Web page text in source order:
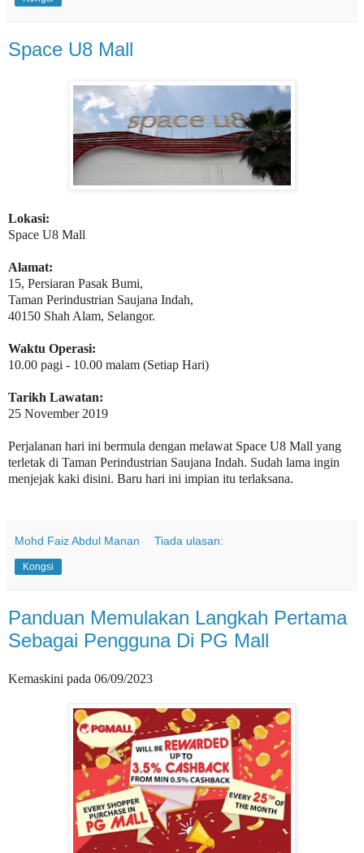
Space U8 Mall
Lokasi:
Space U8 Mall
Alamat:
15, Persiaran Pasak Bumi,
Taman Perindustrian Saujana Indah,
40150 Shah Alam, Selangor.
Waktu Operasi:
10.00 pagi - 10.00 malam (Setiap Hari)
Tarikh Lawatan:
25 November 2019
Perjalanan hari ini bermula dengan melawat Space U8 Mall yang
terletak di Taman Perindustrian Saujana Indah. Sudah lama ingin
menjejak kaki disini. Baru hari ini impian itu terlaksana.
Mohd Faiz Abdul Manan Tiada ulasan:
Kongsi
Panduan Memulakan Langkah Pertama
Sebagai Pengguna Di PG Mall
Kemaskini pada 06/09/2023